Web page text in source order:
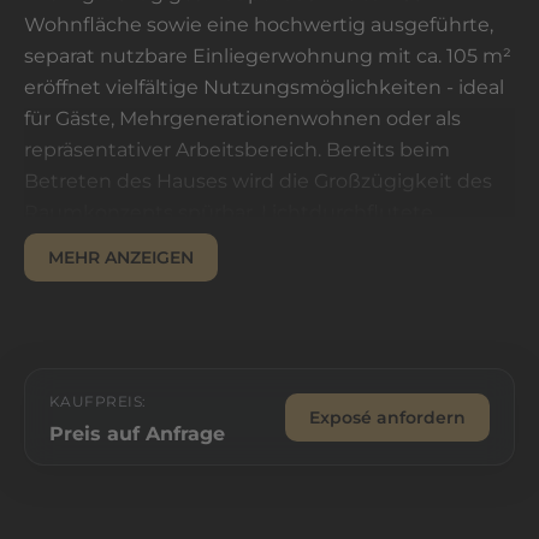
Wohnfläche sowie eine hochwertig ausgeführte,
separat nutzbare Einliegerwohnung mit ca. 105 m²
eröffnet vielfältige Nutzungsmöglichkeiten - ideal
für Gäste, Mehrgenerationenwohnen oder als
repräsentativer Arbeitsbereich. Bereits beim
Betreten des Hauses wird die Großzügigkeit des
Wohnbereiche, großflächige Fenster mit
Blickachsen zur Eckernförder Bucht sowie die
Geräten fügen sich harmonisch in das
architektonische Gesamtkonzept ein. Drei stilvolle
MEHR ANZEIGEN
KAUFPREIS:
Preis auf Anfrage
Exposé anfordern